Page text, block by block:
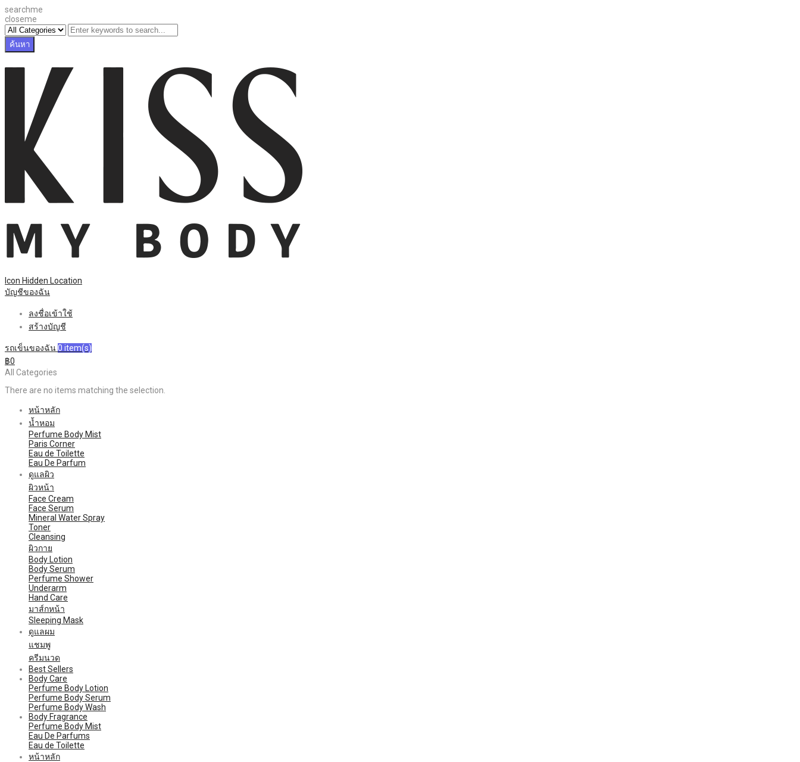
searchme
closeme
ค้นหา
Icon Hidden Location
บัญชีของฉัน
ลงชื่อเข้าใช้
สร้างบัญชี
รถเข็นของฉัน0 item(s)
฿0
All Categories
There are no items matching the selection.
หน้าหลัก
น้ำหอม
Perfume Body Mist
Paris Corner
Eau de Toilette
Eau De Parfum
ดูแลผิว
ผิวหน้า
Face Cream
Face Serum
Mineral Water Spray
Toner
Cleansing
ผิวกาย
Body Lotion
Body Serum
Perfume Shower
Underarm
Hand Care
มาส์กหน้า
Sleeping Mask
ดูแลผม
แชมพู
ครีมนวด
Best Sellers
Body Care
Perfume Body Lotion
Perfume Body Serum
Perfume Body Wash
Body Fragrance
Perfume Body Mist
Eau De Parfums
Eau de Toilette
หน้าหลัก